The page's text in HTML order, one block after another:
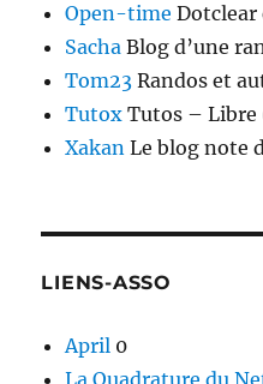
Open-time Dotclear
Sacha Blog d’une
Tom23 Randos et
Tutox Tutos – Libre
Xakan Le blog note
LIENS-ASSO
April 0
La Quadrature du